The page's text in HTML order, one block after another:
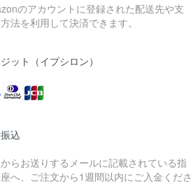
のアカウントに登録された配送先や支
法を利用して決済できます。
ット（イプシロン）
込
らお送りするメールに記載されている指
へ、ご注文から1週間以内にご入金くださ